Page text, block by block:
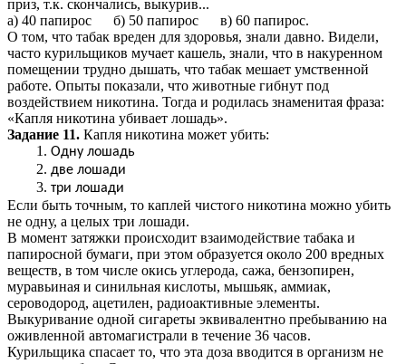
приз, т.к. скончались, выкурив...
а) 40 папирос б) 50 папирос в) 60 папирос.
О том, что табак вреден для здоровья, знали давно. Видели,
часто курильщиков мучает кашель, знали, что в накуренном
помещении трудно дышать, что табак мешает умственной
работе. Опыты показали, что животные гибнут под
воздействием никотина. Тогда и родилась знаменитая фраза:
«Капля никотина убивает лошадь».
Задание 11. Капля никотина может убить:
Одну лошадь
две лошади
три лошади
Если быть точным, то каплей чистого никотина можно убить
не одну, а целых три лошади.
В момент затяжки происходит взаимодействие табака и
папиросной бумаги, при этом образуется около 200 вредных
веществ, в том числе окись углерода, сажа, бензопирен,
муравьиная и синильная кислоты, мышьяк, аммиак,
сероводород, ацетилен, радиоактивные элементы.
Выкуривание одной сигареты эквивалентно пребыванию на
оживленной автомагистрали в течение 36 часов.
Курильщика спасает то, что эта доза вводится в организм не